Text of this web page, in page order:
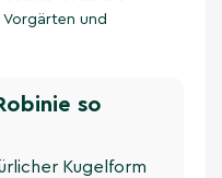
und
so
Kugelform